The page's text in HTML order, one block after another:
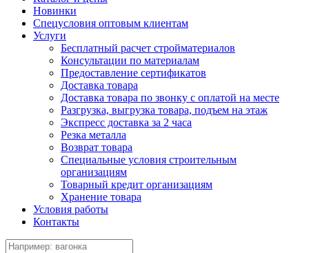
Новинки
Спецусловия оптовым клиентам
Услуги
Бесплатный расчет стройматериалов
Консультации по материалам
Предоставление сертификатов
Доставка товара
Доставка товара по звонку с оплатой на месте
Разгрузка, выгрузка товара, подъем на этаж
Экспресс доставка за 2 часа
Резка металла
Возврат товара
Специальные условия строительным
организациям
Товарный кредит организациям
Хранение товара
Условия работы
Контакты